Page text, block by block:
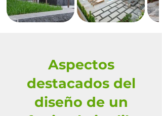
Aspectos
destacados del
diseño de un